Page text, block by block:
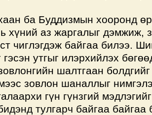
ба Буддизмын хооронд
хүний аз жаргалыг дэмжиж,
чиглэгдэж байгаа билээ.
гэсэн утгыг илэрхийлэх
шалтгаан
зовлон шаналлыг
гүн гүнзгий
тулгарч байгаа байгаа